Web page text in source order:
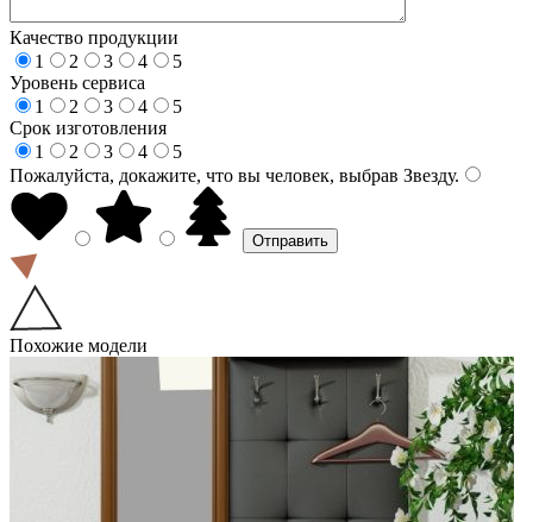
Качество продукции
1
2 3 4
5
Уровень сервиса
1
2 3 4
5
Срок изготовления
1
2 3 4
5
Пожалуйста, докажите, что вы человек, выбрав Звезду.
Похожие модели